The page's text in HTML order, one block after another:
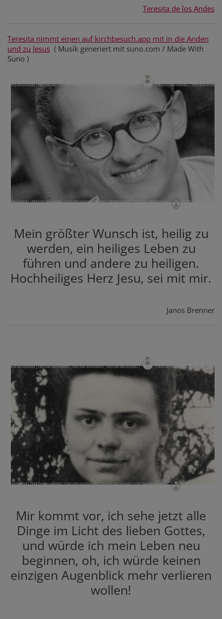
Teresita de los Andes
Teresita nimmt einen auf kirchbesuch.app mit in die Anden
und zu Jesus ( Musik generiert mit suno.com / Made With
Suno )
Mein größter Wunsch ist, heilig zu
werden, ein heiliges Leben zu
führen und andere zu heiligen.
Hochheiliges Herz Jesu, sei mit mir.
Janos Brenner
Mir kommt vor, ich sehe jetzt alle
Dinge im Licht des lieben Gottes,
und würde ich mein Leben neu
beginnen, oh, ich würde keinen
einzigen Augenblick mehr verlieren
wollen!